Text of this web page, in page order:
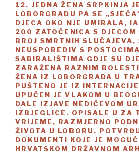
12. JEDNA ŽENA SRPKINJA
LOBORGRADU PA SE
DJECA OKO NJE UMIRALA,
200 ZATOČENICA S
BROJ SMRTNIH SLUČAJEVA,
NEUSPOREDIV S
SABIRALIŠTIMA GDJE SU
ZARAŽENA RAZNIM
ŽENA IZ LOBORGRADA U
PUŠTENO JE IZ
UPUĆEN JE VLAKOM U
DALE IZJAVE NEDIĆEVOM
IZBJEGLICE. OPISALE U ZA
VRIJEME, RAZMJERNO
ŽIVOTA U LOBORU.
DOKUMENTI KOJE JE
HRVATSKOM DRŽAVNOM